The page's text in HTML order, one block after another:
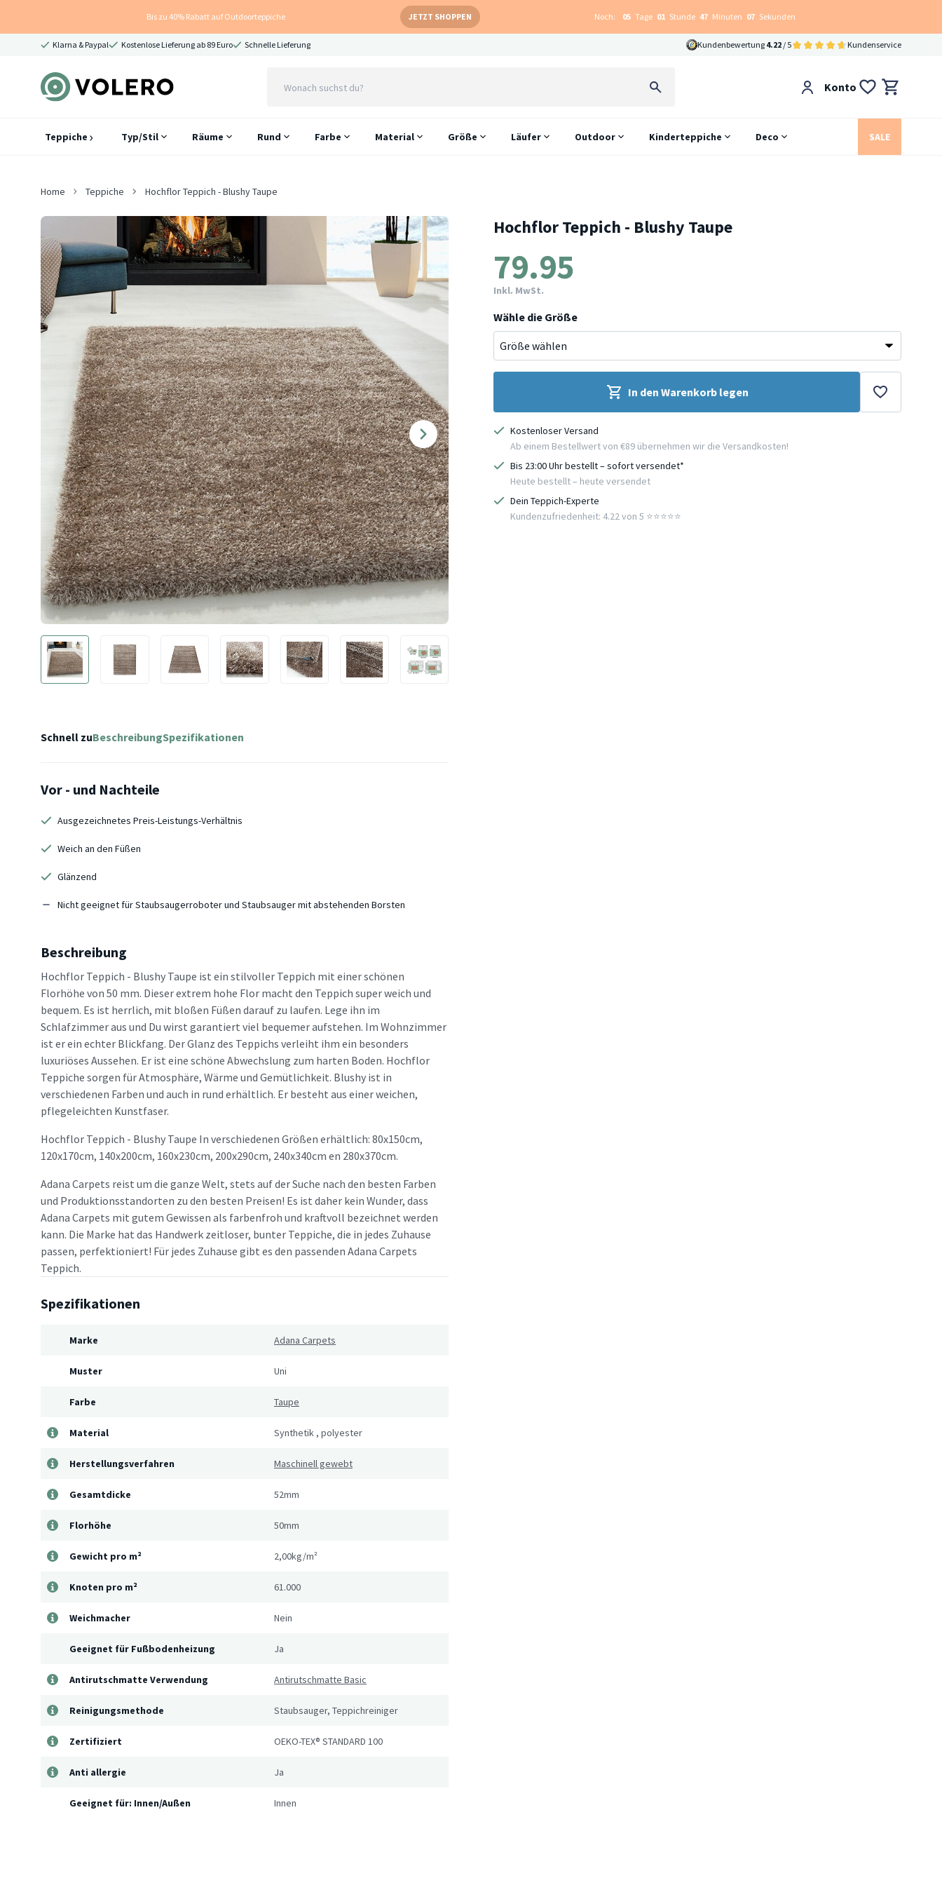
Bis zu 40% Rabatt auf Outdoorteppiche JETZT SHOPPEN Noch: 05 Tage 01 Stunde 47 Minuten 06 Sekunden
Klarna & Paypal Kostenlose Lieferung ab 89 Euro Schnelle Lieferung Kundenbewertung 4.22 / 5 Kundenservice
Konto
Teppiche Typ/Stil Räume Rund Farbe Material Größe Läufer Outdoor Kinderteppiche Deco SALE
Home Teppiche Hochflor Teppich - Blushy Taupe
Hochflor Teppich - Blushy Taupe
79.95
Inkl. MwSt.
Wähle die Größe
In den Warenkorb legen
Kostenloser Versand
Ab einem Bestellwert von €89 übernehmen wir die Versandkosten!
Bis 23:00 Uhr bestellt – sofort versendet*
Heute bestellt – heute versendet
Dein Teppich-Experte
Kundenzufriedenheit: 4.22 von 5 ⭐️⭐️⭐️⭐️⭐️
Schnell zuBeschreibungSpezifikationen
Vor - und Nachteile
Ausgezeichnetes Preis-Leistungs-Verhältnis
Weich an den Füßen
Glänzend
Nicht geeignet für Staubsaugerroboter und Staubsauger mit abstehenden Borsten
Beschreibung
Hochflor Teppich - Blushy Taupe ist ein stilvoller Teppich mit einer schönen
Florhöhe von 50 mm. Dieser extrem hohe Flor macht den Teppich super weich und
bequem. Es ist herrlich, mit bloßen Füßen darauf zu laufen. Lege ihn im
Schlafzimmer aus und Du wirst garantiert viel bequemer aufstehen. Im Wohnzimmer
ist er ein echter Blickfang. Der Glanz des Teppichs verleiht ihm ein besonders
luxuriöses Aussehen. Er ist eine schöne Abwechslung zum harten Boden. Hochflor
Teppiche sorgen für Atmosphäre, Wärme und Gemütlichkeit. Blushy ist in
verschiedenen Farben und auch in rund erhältlich. Er besteht aus einer weichen,
pflegeleichten Kunstfaser.
Hochflor Teppich - Blushy Taupe In verschiedenen Größen erhältlich: 80x150cm,
120x170cm, 140x200cm, 160x230cm, 200x290cm, 240x340cm en 280x370cm.
Adana Carpets reist um die ganze Welt, stets auf der Suche nach den besten Farben
und Produktionsstandorten zu den besten Preisen! Es ist daher kein Wunder, dass
Adana Carpets mit gutem Gewissen als farbenfroh und kraftvoll bezeichnet werden
kann. Die Marke hat das Handwerk zeitloser, bunter Teppiche, die in jedes Zuhause
passen, perfektioniert! Für jedes Zuhause gibt es den passenden Adana Carpets
Teppich.
Spezifikationen
Marke Adana Carpets
Muster Uni
Farbe Taupe
Material Synthetik , polyester
Herstellungsverfahren Maschinell gewebt
Gesamtdicke 52mm
Florhöhe 50mm
Gewicht pro m² 2,00kg/m²
Knoten pro m² 61.000
Weichmacher Nein
Geeignet für Fußbodenheizung Ja
Antirutschmatte Verwendung Antirutschmatte Basic
Reinigungsmethode Staubsauger, Teppichreiniger
Zertifiziert OEKO-TEX® STANDARD 100
Anti allergie Ja
Geeignet für: Innen/Außen Innen